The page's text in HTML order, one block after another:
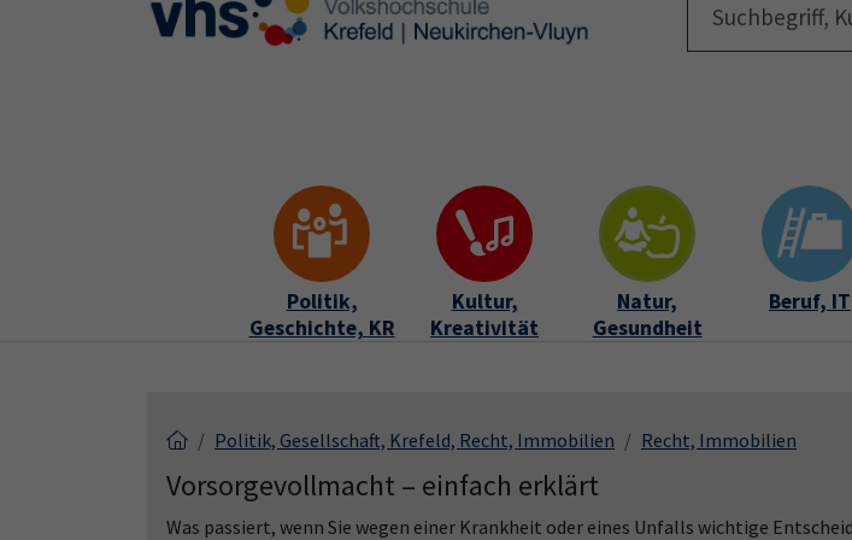
Skip to main content
Skip to page footer
Politik,
Geschichte, KR
Kultur,
Kreativität
Natur,
Gesundheit
Beruf, IT
Politik, Gesellschaft, Krefeld, Recht, Immobilien Recht, Immobilien
Vorsorgevollmacht – einfach erklärt
Was passiert, wenn Sie wegen einer Krankheit oder eines Unfalls wichtige